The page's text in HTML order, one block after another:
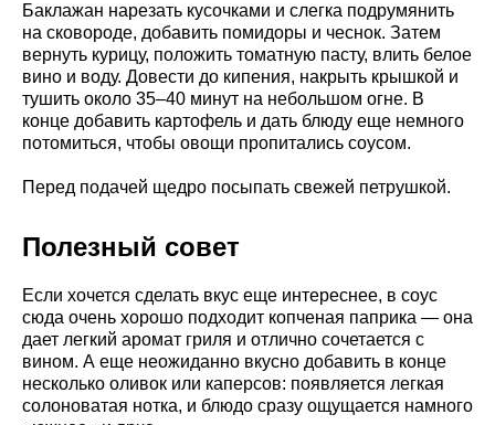
Баклажан нарезать кусочками и слегка подрумянить
на сковороде, добавить помидоры и чеснок. Затем
вернуть курицу, положить томатную пасту, влить белое
вино и воду. Довести до кипения, накрыть крышкой и
тушить около 35–40 минут на небольшом огне. В
конце добавить картофель и дать блюду еще немного
потомиться, чтобы овощи пропитались соусом.
Перед подачей щедро посыпать свежей петрушкой.
Полезный совет
Если хочется сделать вкус еще интереснее, в соус
сюда очень хорошо подходит копченая паприка — она
дает легкий аромат гриля и отлично сочетается с
вином. А еще неожиданно вкусно добавить в конце
несколько оливок или каперсов: появляется легкая
солоноватая нотка, и блюдо сразу ощущается намного